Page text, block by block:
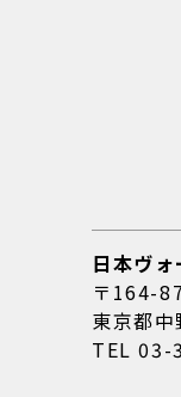
日本ヴ
〒164-
東京都
TEL03-